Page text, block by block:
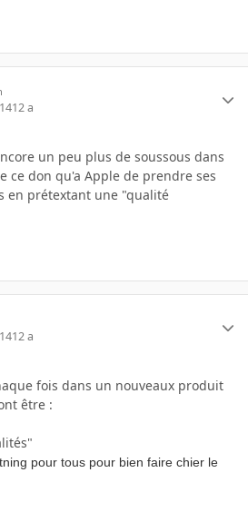
12 a
un peu plus de soussous dans
ce don qu'a Apple de prendre ses
en prétextant une "qualité
12 a
fois dans un nouveaux produit
être :
pour tous pour bien faire chier le